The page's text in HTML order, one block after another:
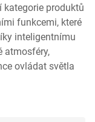
produktů
funkcemi, které
inteligentnímu
atmosféry,
ovládat světla